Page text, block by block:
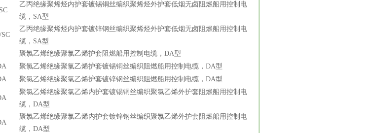
乙丙绝缘聚烯烃内护套镀锡铜丝编织聚烯烃外护套低烟无卤阻燃船用控制电
缆，SA型
乙丙绝缘聚烯烃内护套镀锌钢丝编织聚烯烃外护套低烟无卤阻燃船用控制电
缆，SA型
聚氯乙烯绝缘聚氯乙烯护套阻燃船用控制电缆，DA型
聚氯乙烯绝缘聚氯乙烯护套镀锡铜丝编织阻燃船用控制电缆，DA型
聚氯乙烯绝缘聚氯乙烯护套镀锌钢丝编织阻燃船用控制电缆，DA型
聚氯乙烯绝缘聚氯乙烯内护套镀锡铜丝编织聚氯乙烯外护套阻燃船用控制电
缆，DA型
聚氯乙烯绝缘聚氯乙烯内护套镀锌钢丝编织聚氯乙烯外护套阻燃船用控制电
缆，DA型